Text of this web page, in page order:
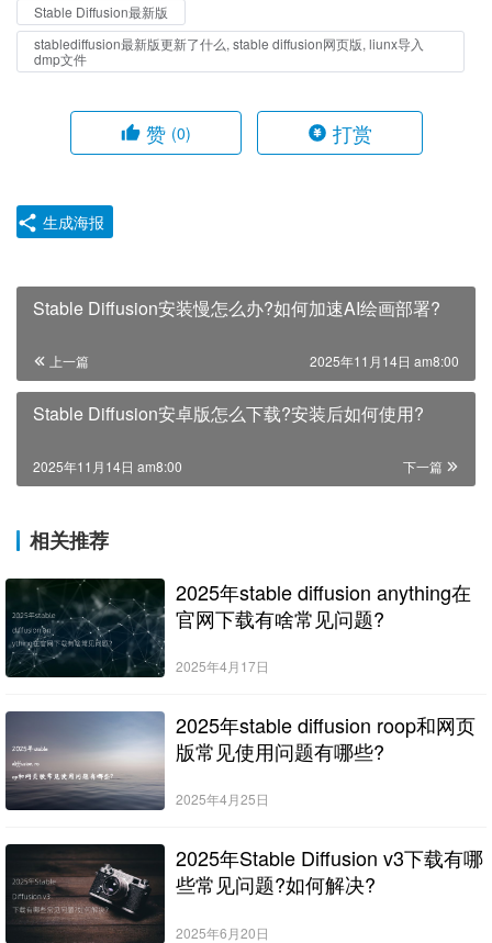
Stable Diffusion最新版
stablediffusion最新版更新了什么, stable diffusion网页版, liunx导入
dmp文件
赞 (0) 打赏
生成海报
Stable Diffusion安装慢怎么办?如何加速AI绘画部署?
上一篇 2025年11月14日 am8:00
Stable Diffusion安卓版怎么下载?安装后如何使用?
下一篇
2025年11月14日 am8:00
相关推荐
2025年stable diffusion anything在
官网下载有啥常见问题?
2025年4月17日
2025年stable diffusion roop和网页
版常见使用问题有哪些?
2025年4月25日
2025年Stable Diffusion v3下载有哪
些常见问题?如何解决?
2025年6月20日